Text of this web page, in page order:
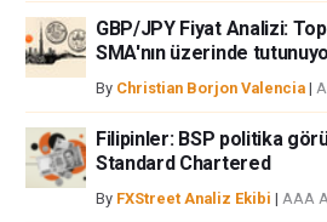
GBP/JPY Fiyat Analizi:
SMA'nın üzerinde
By Christian Borjon Valencia |
Filipinler: BSP politika
Standard Chartered
By FXStreet Analiz Ekibi | AAA